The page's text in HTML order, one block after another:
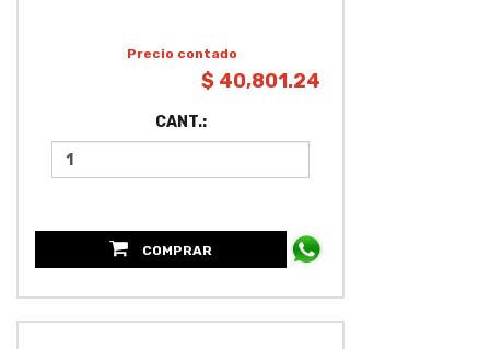
Precio contado
$ 40,801.24
CANT.:
COMPRAR